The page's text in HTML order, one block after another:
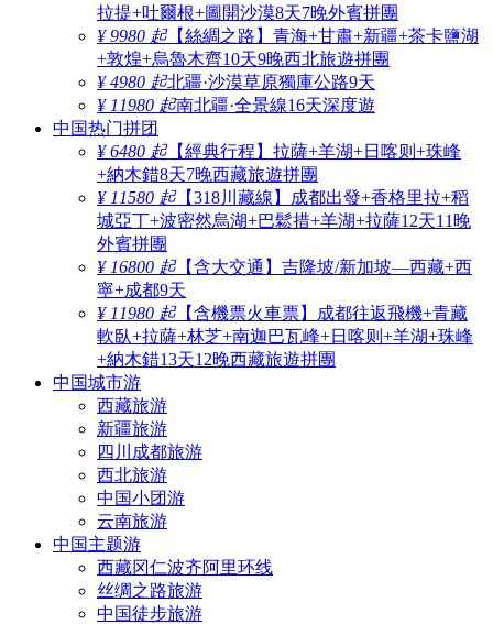
拉提+吐爾根+圖開沙漠8天7晚外賓拼團
¥ 9980 起【絲綢之路】青海+甘肅+新疆+茶卡鹽湖
+敦煌+烏魯木齊10天9晚西北旅遊拼團
¥ 4980 起北疆·沙漠草原獨庫公路9天
¥ 11980 起南北疆·全景線16天深度遊
中国热门拼团
¥ 6480 起【經典行程】拉薩+羊湖+日喀则+珠峰
+納木錯8天7晚西藏旅遊拼團
¥ 11580 起【318川藏線】成都出發+香格里拉+稻
城亞丁+波密然烏湖+巴鬆措+羊湖+拉薩12天11晚
外賓拼團
¥ 16800 起【含大交通】吉隆坡/新加坡—西藏+西
寧+成都9天
¥ 11980 起【含機票火車票】成都往返飛機+青藏
軟臥+拉薩+林芝+南迦巴瓦峰+日喀则+羊湖+珠峰
+納木錯13天12晚西藏旅遊拼團
中国城市游
西藏旅游
新疆旅游
四川成都旅游
西北旅游
中国小团游
云南旅游
中国主题游
西藏冈仁波齐阿里环线
丝绸之路旅游
中国徒步旅游